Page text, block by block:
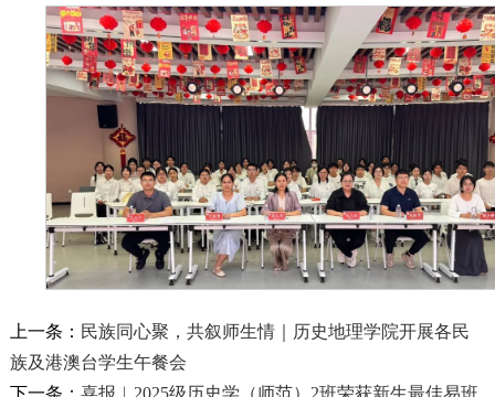
上一条： 民族同心聚，共叙师生情｜历史地理学院开展各民
族及港澳台学生午餐会
下一条： 喜报︱2025级历史学（师范）2班荣获新生最佳易班